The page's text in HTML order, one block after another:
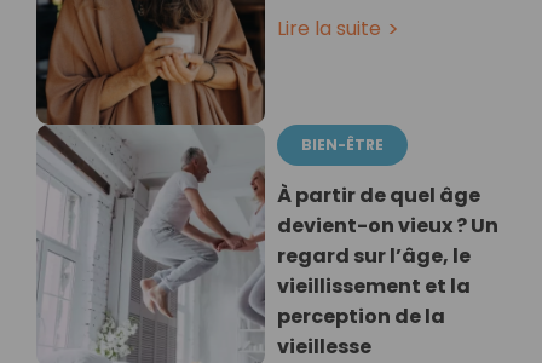
Lire la suite
BIEN-ÊTRE
À partir de quel âge
devient-on vieux ? Un
regard sur l’âge, le
vieillissement et la
perception de la
vieillesse